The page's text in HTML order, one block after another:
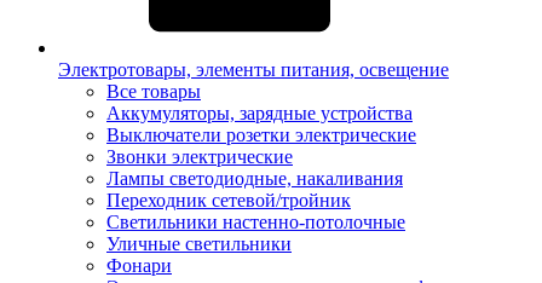
Электротовары, элементы питания, освещение
Все товары
Аккумуляторы, зарядные устройства
Выключатели розетки электрические
Звонки электрические
Лампы светодиодные, накаливания
Переходник сетевой/тройник
Светильники настенно-потолочные
Уличные светильники
Фонари